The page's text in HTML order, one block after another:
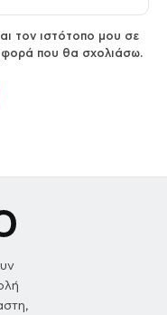
τον ιστότοπο μου σε
φορά που θα σχολιάσω.